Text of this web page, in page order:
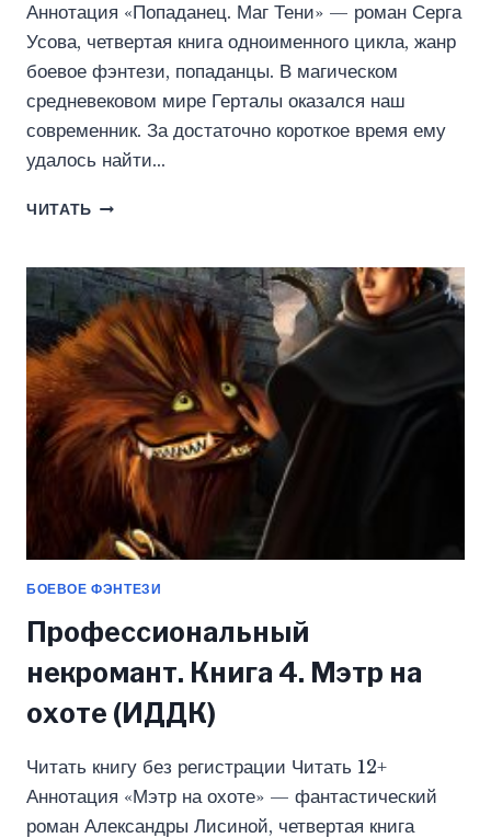
Аннотация «Попаданец. Маг Тени» — роман Серга
Усова, четвертая книга одноименного цикла, жанр
боевое фэнтези, попаданцы. В магическом
средневековом мире Герталы оказался наш
современник. За достаточно короткое время ему
удалось найти…
ЧИТАТЬ ПОПАДАНЕЦ.
КНИГА
4
(ИДДК)
БОЕВОЕ ФЭНТЕЗИ
Профессиональный
некромант. Книга 4. Мэтр на
охоте (ИДДК)
Читать книгу без регистрации Читать 12+
Аннотация «Мэтр на охоте» — фантастический
роман Александры Лисиной, четвертая книга